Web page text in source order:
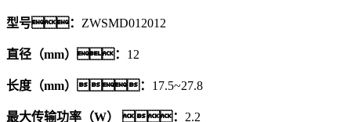
型号： ZWSMD012012
直径（mm）： 12
长度（mm）： 17.5~27.8
最大传输功率（W） ： 2.2